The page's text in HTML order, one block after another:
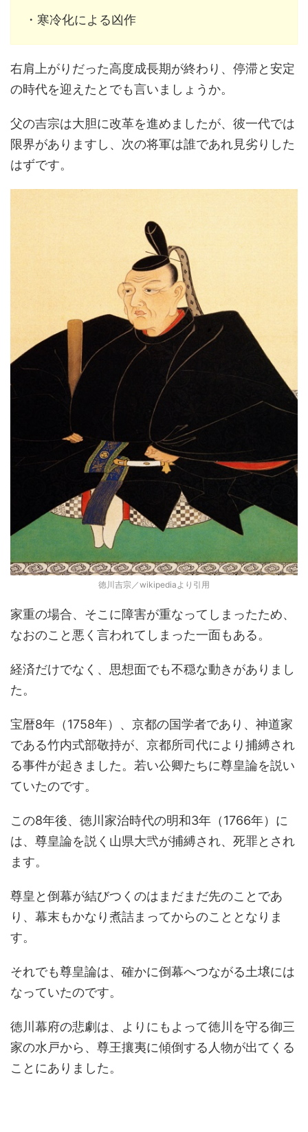
・寒冷化による凶作
右肩上がりだった高度成長期が終わり、停滞と安定
の時代を迎えたとでも言いましょうか。
父の吉宗は大胆に改革を進めましたが、彼一代では
限界がありますし、次の将軍は誰であれ見劣りした
はずです。
徳川吉宗／wikipediaより引用
家重の場合、そこに障害が重なってしまったため、
なおのこと悪く言われてしまった一面もある。
経済だけでなく、思想面でも不穏な動きがありまし
た。
宝暦8年（1758年）、京都の国学者であり、神道家
である竹内式部敬持が、京都所司代により捕縛され
る事件が起きました。若い公卿たちに尊皇論を説い
ていたのです。
この8年後、徳川家治時代の明和3年（1766年）に
は、尊皇論を説く山県大弐が捕縛され、死罪とされ
ます。
尊皇と倒幕が結びつくのはまだまだ先のことであ
り、幕末もかなり煮詰まってからのこととなりま
す。
それでも尊皇論は、確かに倒幕へつながる土壌には
なっていたのです。
徳川幕府の悲劇は、よりにもよって徳川を守る御三
家の水戸から、尊王攘夷に傾倒する人物が出てくる
ことにありました。